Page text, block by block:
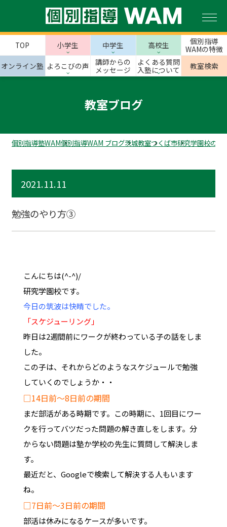
TOP 小学生 中学生 高校生
個別指導
WAMの特徴
オンライン塾 よろこびの声
講師からの
メッセージ
よくある質問
入塾について
教室検索
教室ブログ
個別指導塾WAM個別指導WAM ブログ茨城教室つくば市研究学園校のス
2021.11.11
勉強のやり方③
こんにちは(^-^)/
研究学園校です。
今日の筑波は快晴でした。
「スケジューリング」
昨日は2週間前にワークが終わっている子の話をしま
した。
この子は、それからどのようなスケジュールで勉強
していくのでしょうか・・
□14日前～8日前の期間
まだ部活がある時期です。この時期に、1回目にワー
クを行ってバツだった問題の解き直しをします。分
からない問題は塾か学校の先生に質問して解決しま
す。
最近だと、Googleで検索して解決する人もいます
ね。
□7日前～3日前の期間
部活は休みになるケースが多いです。